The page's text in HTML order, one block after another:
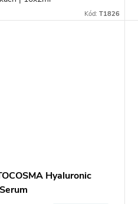
Kód: T1826
Hyaluronic